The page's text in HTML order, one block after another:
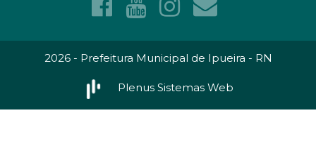
2026 - Prefeitura Municipal de Ipueira - RN
Plenus Sistemas Web